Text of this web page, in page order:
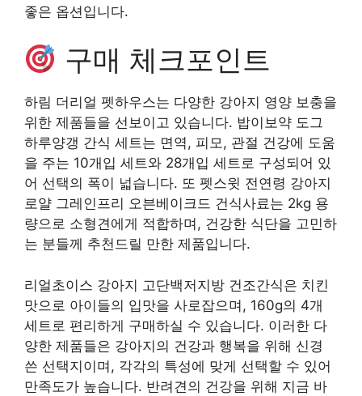
좋은 옵션입니다.
구매 체크포인트
하림 더리얼 펫하우스는 다양한 강아지 영양 보충을
위한 제품들을 선보이고 있습니다. 밥이보약 도그
하루양갱 간식 세트는 면역, 피모, 관절 건강에 도움
을 주는 10개입 세트와 28개입 세트로 구성되어 있
어 선택의 폭이 넓습니다. 또 펫스윗 전연령 강아지
로얄 그레인프리 오븐베이크드 건식사료는 2kg 용
량으로 소형견에게 적합하며, 건강한 식단을 고민하
는 분들께 추천드릴 만한 제품입니다.
리얼초이스 강아지 고단백저지방 건조간식은 치킨
맛으로 아이들의 입맛을 사로잡으며, 160g의 4개
세트로 편리하게 구매하실 수 있습니다. 이러한 다
양한 제품들은 강아지의 건강과 행복을 위해 신경
쓴 선택지이며, 각각의 특성에 맞게 선택할 수 있어
만족도가 높습니다. 반려견의 건강을 위해 지금 바